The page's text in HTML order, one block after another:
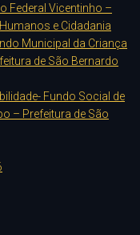
Federal Vicentinho –
e Cidadania
Municipal da Criança
de São Bernardo
Fundo Social de
– Prefeitura de São